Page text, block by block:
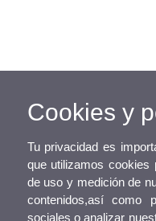
Cookies y
Tu privacidad es
que utilizamos cookies
de uso y medición de
contenidos,así como
sociales o analizar